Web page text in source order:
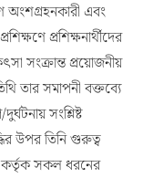
অংশগ্রহনকারী এবং
প্রশিক্ষনার্থীদের
সংক্রান্ত প্রয়োজনীয়
তার সমাপনী বক্তব্যে
সংশ্লিষ্ট
উপর তিনি গুরুত্ব
কর্তৃক সকল ধরনের